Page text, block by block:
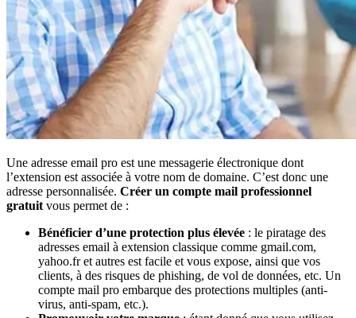
Une adresse email pro est une messagerie électronique dont
l’extension est associée à votre nom de domaine. C’est donc une
adresse personnalisée. Créer un compte mail professionnel
gratuit vous permet de :
Bénéficier d’une protection plus élevée : le piratage des
adresses email à extension classique comme gmail.com,
yahoo.fr et autres est facile et vous expose, ainsi que vos
clients, à des risques de phishing, de vol de données, etc. Un
compte mail pro embarque des protections multiples (anti-
virus, anti-spam, etc.).